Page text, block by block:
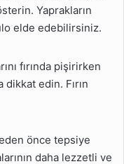
Yaprakların
elde edebilirsiniz.
fırında pişirirken
edin. Fırın
önce tepsiye
daha lezzetli ve